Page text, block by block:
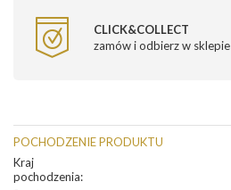
CLICK&COLLECT
zamów i odbierz w sklepie
POCHODZENIE PRODUKTU
Kraj
pochodzenia: